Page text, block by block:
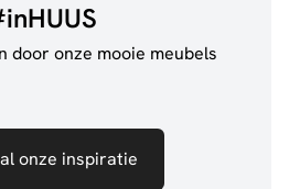
door onze mooie meubels
onze inspiratie